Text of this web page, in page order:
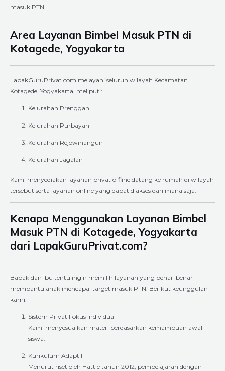
masuk PTN.
Area Layanan Bimbel Masuk PTN di
Kotagede, Yogyakarta
LapakGuruPrivat.com melayani seluruh wilayah Kecamatan
Kotagede, Yogyakarta, meliputi:
Kelurahan Prenggan
Kelurahan Purbayan
Kelurahan Rejowinangun
Kelurahan Jagalan
Kami menyediakan layanan privat offline datang ke rumah di wilayah
tersebut serta layanan online yang dapat diakses dari mana saja.
Kenapa Menggunakan Layanan Bimbel
Masuk PTN di Kotagede, Yogyakarta
dari LapakGuruPrivat.com?
Bapak dan Ibu tentu ingin memilih layanan yang benar-benar
membantu anak mencapai target masuk PTN. Berikut keunggulan
kami:
Sistem Privat Fokus Individual
Kami menyesuaikan materi berdasarkan kemampuan awal
siswa.
Kurikulum Adaptif
Menurut riset oleh Hattie tahun 2012, pembelajaran dengan